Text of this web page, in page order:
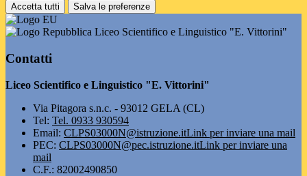
Accetta tutti Salva le preferenze
Liceo Scientifico e Linguistico "E. Vittorini"
Contatti
Liceo Scientifico e Linguistico "E. Vittorini"
Via Pitagora s.n.c. - 93012 GELA (CL)
Tel: Tel. 0933 930594
Email: CLPS03000N@istruzione.itLink per inviare una mail
PEC: CLPS03000N@pec.istruzione.itLink per inviare una
mail
C.F.: 82002490850